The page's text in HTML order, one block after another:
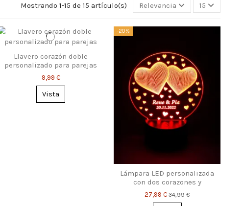
Mostrando 1-15 de 15 artículo(s) Relevancia 15
Llavero corazón doble
personalizado para parejas
9,99 €
Vista
-20%
Lámpara LED personalizada
con dos corazones y
nombres – regalo
romántico
27,99 € 34,99 €